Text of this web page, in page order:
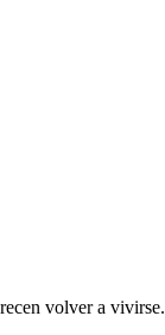
volver a vivirse.